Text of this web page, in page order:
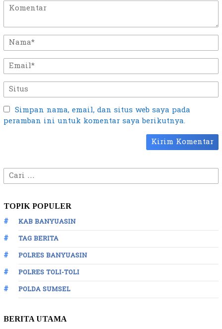
Simpan nama, email, dan situs web saya pada
peramban ini untuk komentar saya berikutnya.
Cari
untuk:
TOPIK POPULER
KAB BANYUASIN
TAG BERITA
POLRES BANYUASIN
POLRES TOLI-TOLI
POLDA SUMSEL
BERITA UTAMA